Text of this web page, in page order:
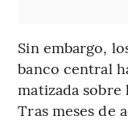
Sin embargo,
banco central
matizada sobre
Tras meses de